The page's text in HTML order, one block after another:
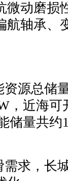
微动磨损
航轴承、
源总储
，近海
储量共约
求，长